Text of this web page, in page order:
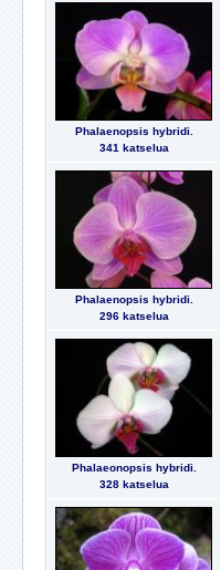
Phalaenopsis hybridi.
341 katselua
Phalaenopsis hybridi.
296 katselua
Phalaeonopsis hybridi.
328 katselua